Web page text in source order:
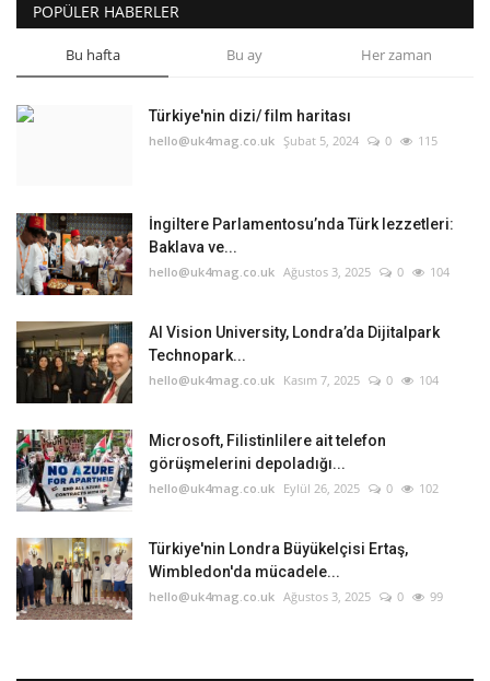
POPÜLER HABERLER
Bu hafta Bu ay Her zaman
Türkiye'nin dizi/ film haritası
hello@uk4mag.co.uk Şubat 5, 2024 0 115
İngiltere Parlamentosu’nda Türk lezzetleri:
Baklava ve...
hello@uk4mag.co.uk Ağustos 3, 2025 0 104
AI Vision University, Londra’da Dijitalpark
Technopark...
hello@uk4mag.co.uk Kasım 7, 2025 0 104
Microsoft, Filistinlilere ait telefon
görüşmelerini depoladığı...
hello@uk4mag.co.uk Eylül 26, 2025 0 102
Türkiye'nin Londra Büyükelçisi Ertaş,
Wimbledon'da mücadele...
hello@uk4mag.co.uk Ağustos 3, 2025 0 99